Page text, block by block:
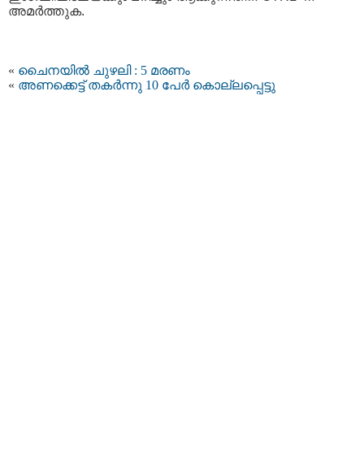
അമര്‍ത്തുക.
« ചൈനയിൽ ചുഴലി : 5 മരണം
« അണക്കെട്ട് തകര്‍ന്നു 10 പേർ കൊല്ലപ്പെട്ടു